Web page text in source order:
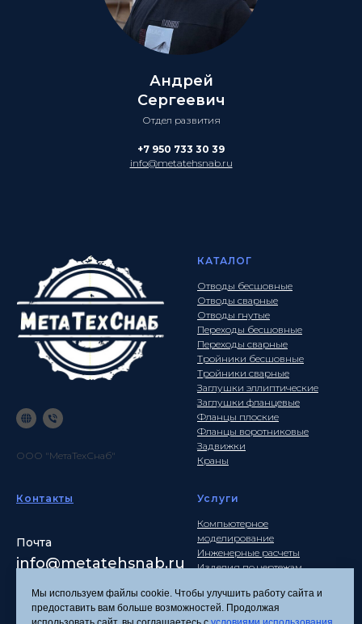
Андрей
Сергеевич
Отдел развития
+7 950 733 30 39
info@metatehsnab.ru
ООО "МетаТехСнаб"
КАТАЛОГ
Отводы бесшовные
Отводы сварные
Отводы гнутые
Переходы бесшовные
Переходы сварные
Тройники бесшовные
Тройники сварные
Заглушки эллиптические
Заглушки фланцевые
Фланцы плоские
Фланцы воротниковые
Задвижки
Краны
Контакты
Почта
info@metatehsnab.ru
Услуги
Компьютерное
моделирование
Инженерные расчеты
Изделия по чертежам
Мы используем файлы cookie. Чтобы улучшить работу сайта и
предоставить вам больше возможностей. Продолжая